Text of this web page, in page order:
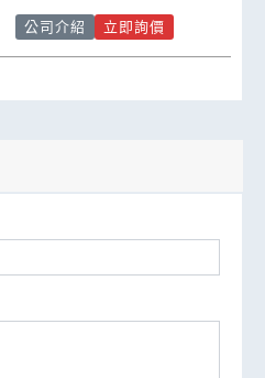
公司介紹 立即詢價